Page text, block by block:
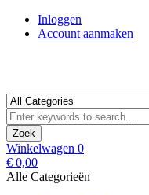
Inloggen
Account aanmaken
Zoek
Winkelwagen 0
€ 0,00
Alle Categorieën